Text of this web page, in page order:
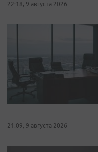
22:18, 9 августа 2026
21:09, 9 августа 2026